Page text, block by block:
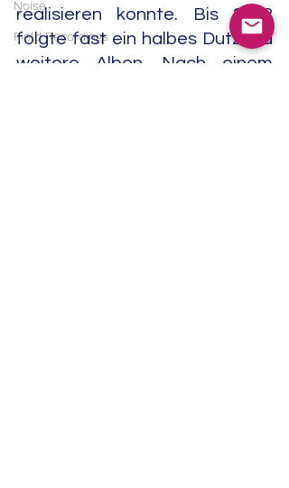
Noise
Field Recordings
Electronic
realisieren konnte. Bis 2012
folgte fast ein halbes Dutzend
weitere Alben. Nach einem